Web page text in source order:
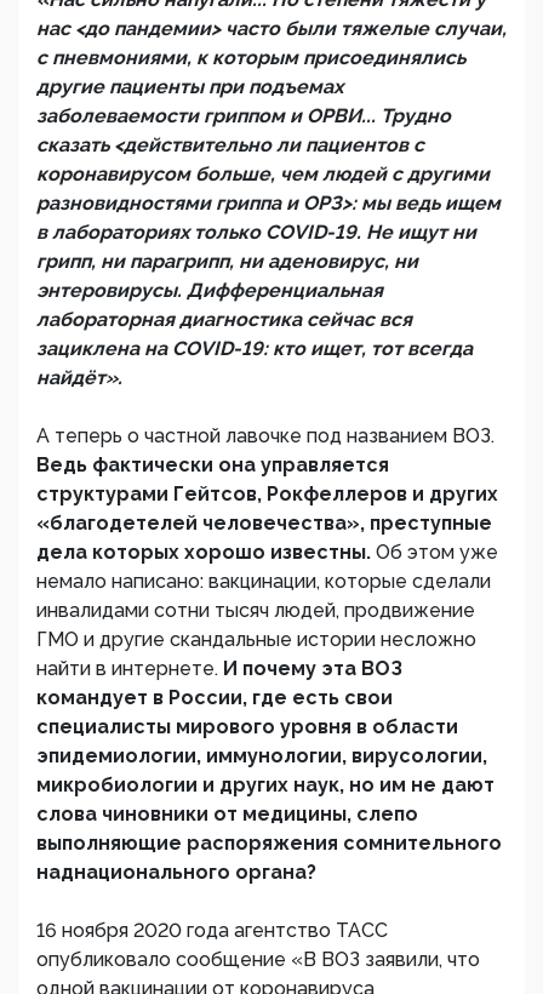
нас <до пандемии> часто были тяжелые случаи,
с пневмониями, к которым присоединялись
другие пациенты при подъемах
заболеваемости гриппом и ОРВИ... Трудно
сказать <действительно ли пациентов с
коронавирусом больше, чем людей с другими
разновидностями гриппа и ОРЗ>: мы ведь ищем
в лабораториях только COVID-19. Не ищут ни
грипп, ни парагрипп, ни аденовирус, ни
энтеровирусы. Дифференциальная
лабораторная диагностика сейчас вся
зациклена на COVID-19: кто ищет, тот всегда
найдёт».
А теперь о частной лавочке под названием ВОЗ.
Ведь фактически она управляется
структурами Гейтсов, Рокфеллеров и других
«благодетелей человечества», преступные
дела которых хорошо известны. Об этом уже
немало написано: вакцинации, которые сделали
инвалидами сотни тысяч людей, продвижение
ГМО и другие скандальные истории несложно
найти в интернете. И почему эта ВОЗ
командует в России, где есть свои
специалисты мирового уровня в области
эпидемиологии, иммунологии, вирусологии,
микробиологии и других наук, но им не дают
слова чиновники от медицины, слепо
выполняющие распоряжения сомнительного
наднационального органа?
16 ноября 2020 года агентство ТАСС
опубликовало сообщение «В ВОЗ заявили, что
одной вакцинации от коронавируса